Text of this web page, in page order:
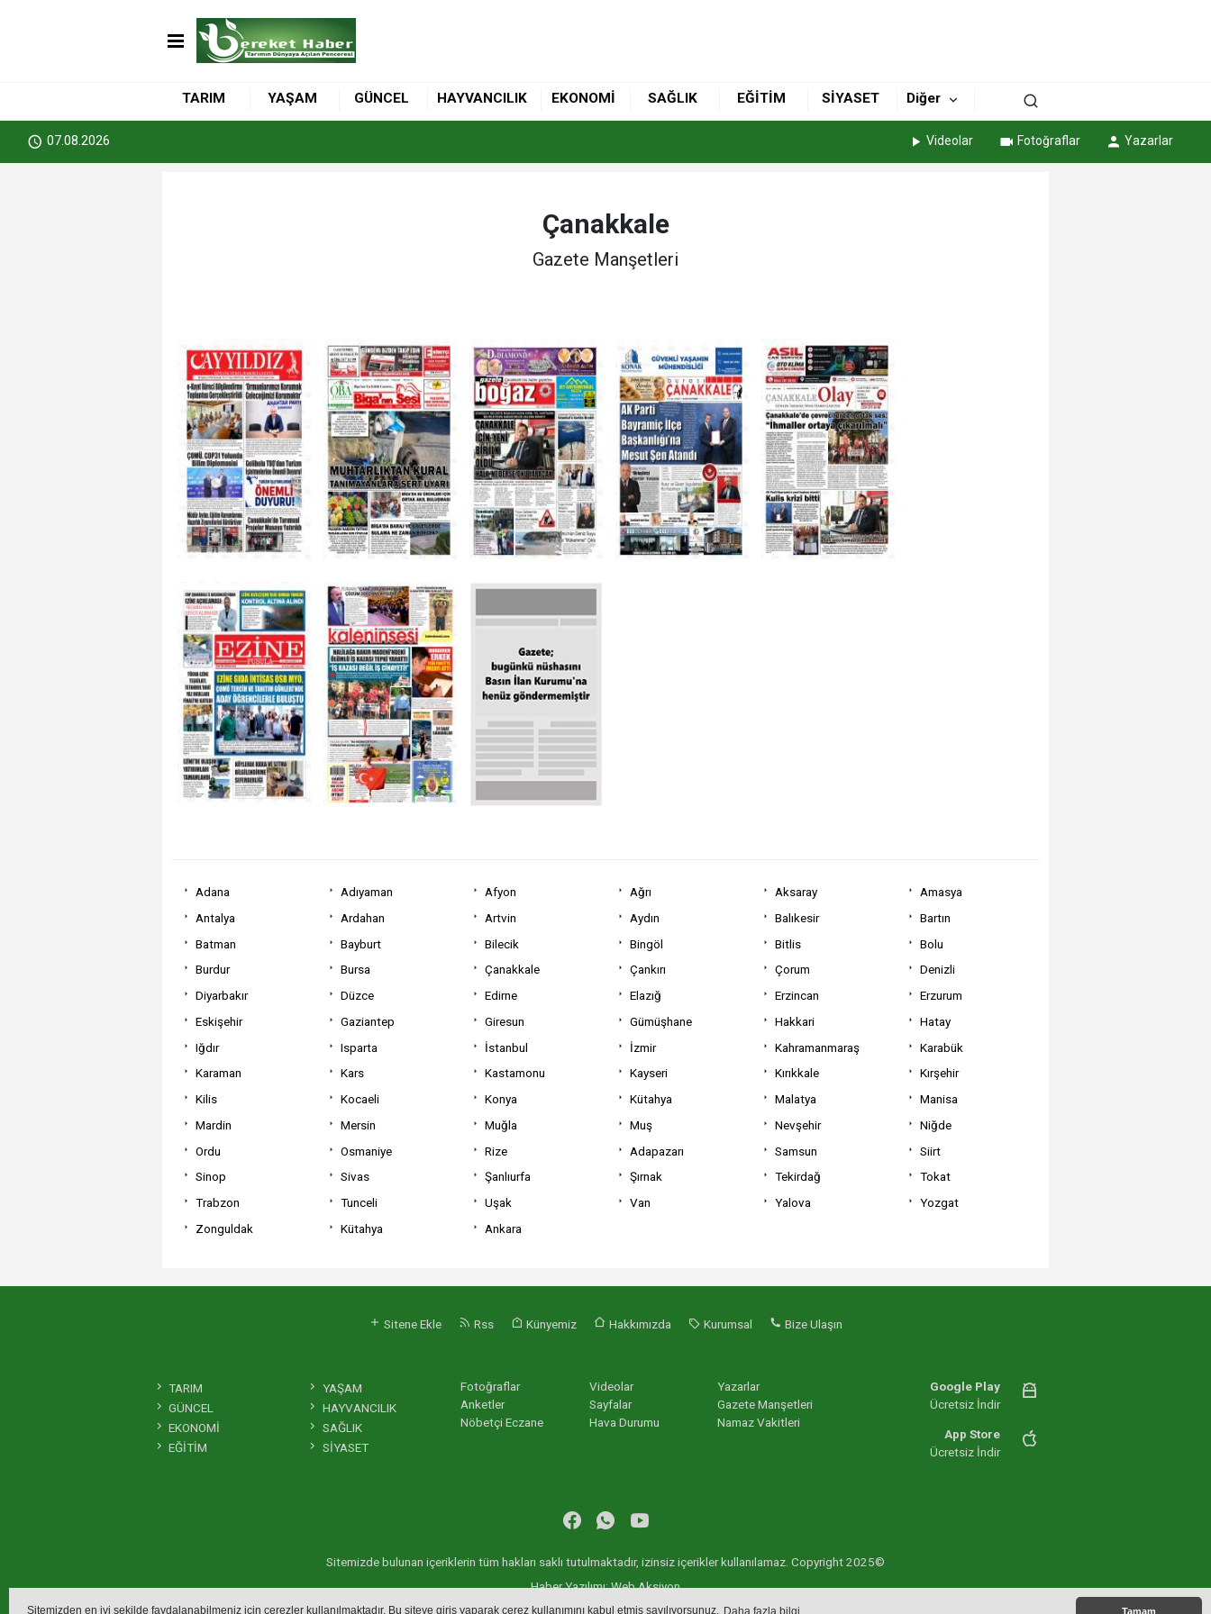
Sitemizden en iyi şekilde faydalanabilmeniz için çerezler kullanılmaktadır. Bu siteye giriş yaparak çerez kullanımını kabul etmiş sayılıyorsunuz. Daha fazla bilgi Tamam
TARIM YAŞAM GÜNCEL HAYVANCILIK EKONOMİ SAĞLIK EĞİTİM SİYASET Diğer
07.08.2026 Videolar Fotoğraflar Yazarlar
Çanakkale
Gazete Manşetleri
Adana Adıyaman Afyon Ağrı Aksaray
Amasya
Antalya
Ardahan Artvin Aydın Balıkesir
Bartın
Batman
Bayburt Bilecik Bingöl Bitlis
Bolu
Burdur
Bursa Çanakkale Çankırı Çorum
Denizli
Diyarbakır
Düzce Edirne Elazığ Erzincan
Erzurum
Eskişehir
Gaziantep Giresun Gümüşhane Hakkari
Hatay
Iğdır
Isparta İstanbul İzmir Kahramanmaraş
Karabük
Karaman
Kars Kastamonu Kayseri Kırıkkale
Kırşehir
Kilis
Kocaeli Konya Kütahya Malatya
Manisa
Mardin
Mersin Muğla Muş Nevşehir
Niğde
Ordu
Osmaniye Rize Adapazarı Samsun
Siirt
Sinop
Sivas Şanlıurfa Şırnak Tekirdağ
Tokat
Trabzon
Tunceli Uşak Van Yalova
Yozgat
Zonguldak
Kütahya Ankara
Sitene Ekle Rss Künyemiz Hakkımızda Kurumsal Bize Ulaşın
TARIM
YAŞAM
GÜNCEL
HAYVANCILIK
EKONOMİ
SAĞLIK
EĞİTİM
SİYASET
Fotoğraflar Videolar
Yazarlar
Anketler
Sayfalar
Gazete Manşetleri
Nöbetçi Eczane
Hava Durumu Namaz Vakitleri
Google Play
Ücretsiz İndir
App Store
Ücretsiz İndir
Sitemizde bulunan içeriklerin tüm hakları saklı tutulmaktadır, izinsiz içerikler kullanılamaz. Copyright 2025©
Haber Yazılımı:Web Aksiyon
haber yazılımı
haber paketi haber scripti haber yazılım haber script